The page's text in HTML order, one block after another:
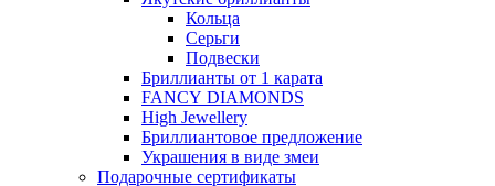
Кольца
Серьги
Подвески
Бриллианты от 1 карата
FANCY DIAMONDS
High Jewellery
Бриллиантовое предложение
Украшения в виде змеи
Подарочные сертификаты